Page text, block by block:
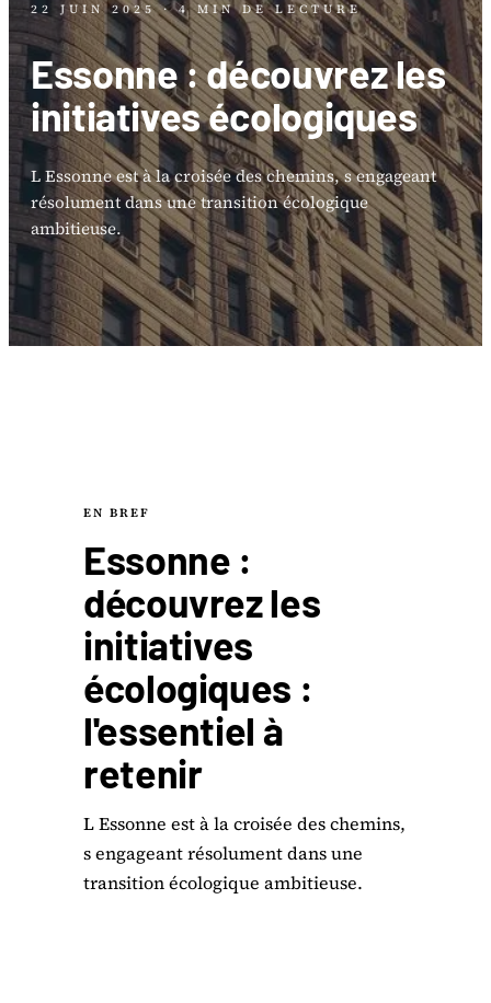
22 JUIN 2025 · 4 MIN DE LECTURE
Essonne : découvrez les
initiatives écologiques
L Essonne est à la croisée des chemins, s engageant
résolument dans une transition écologique
ambitieuse.
EN BREF
Essonne :
découvrez les
initiatives
écologiques :
l'essentiel à
retenir
L Essonne est à la croisée des chemins,
s engageant résolument dans une
transition écologique ambitieuse.